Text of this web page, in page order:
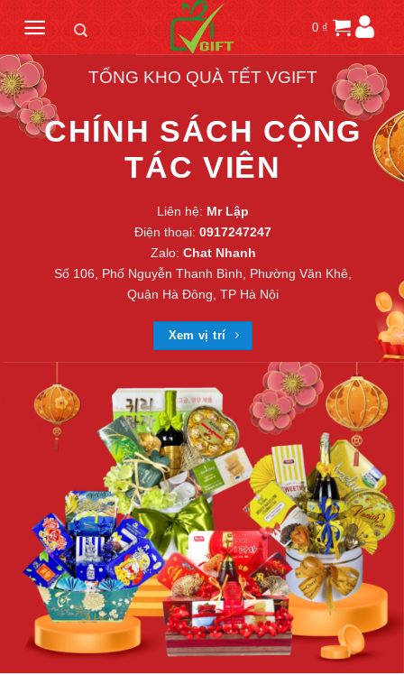
content
0 ₫
TỔNG KHO QUÀ TẾT VGIFT
CHÍNH SÁCH CỘNG
TÁC VIÊN
Liên hệ: Mr Lập
Điện thoại: 0917247247
Zalo: Chat Nhanh
Số 106, Phố Nguyễn Thanh Bình, Phường Văn Khê,
Quận Hà Đông, TP Hà Nội
Xem vị trí